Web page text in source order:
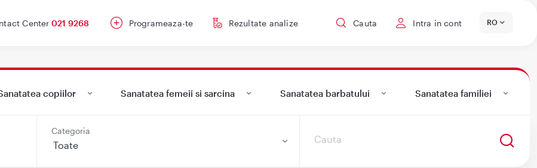
Center 021 9268 Programeaza-te Rezultate analize Cauta Intra in cont RO
copiilor Sanatatea femeii si sarcina Sanatatea barbatului Sanatatea familiei
Categoria